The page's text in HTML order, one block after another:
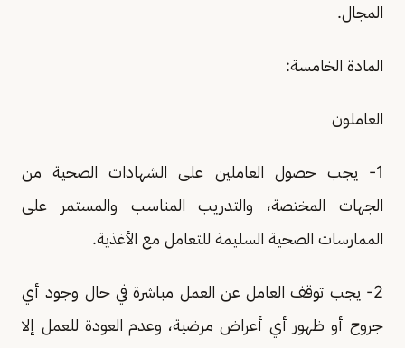
المجال.
المادة الخامسة:
العاملون
1- يجب حصول العاملين على الشهادات الصحية من
الجهات المختصة، والتدريب المناسب والمستمر على
الممارسات الصحية السليمة للتعامل مع الأغذية.
2- يجب توقف العامل عن العمل مباشرة في حال وجود أي
جروح أو ظهور أي أعراض مرضية، وعدم العودة للعمل إلا